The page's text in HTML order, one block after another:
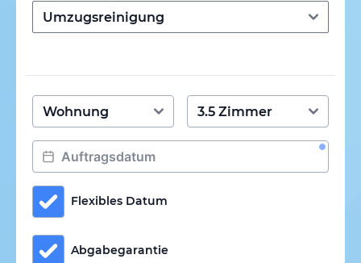
Flexibles Datum
Abgabegarantie